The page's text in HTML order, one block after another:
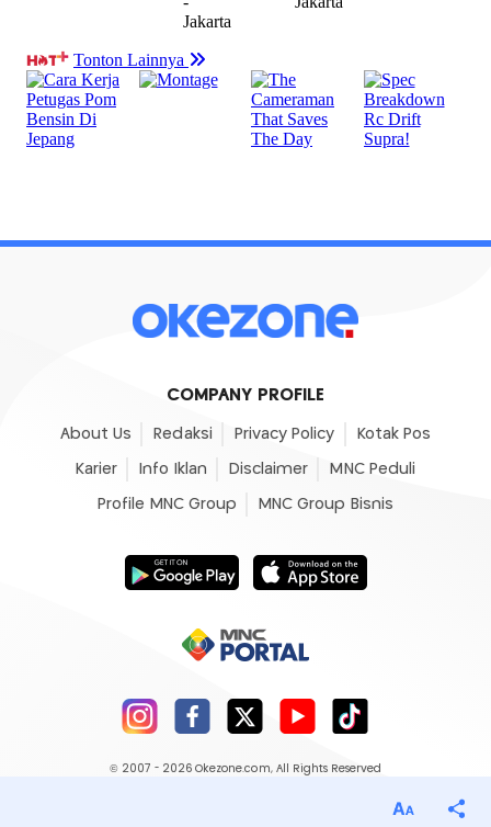
COMPANY PROFILE
About Us Redaksi Privacy Policy Kotak Pos
Karier Info Iklan Disclaimer MNC Peduli
Profile MNC Group MNC Group Bisnis
© 2007 - 2026 Okezone.com, All Rights Reserved